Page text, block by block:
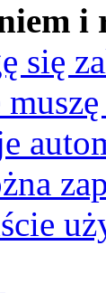
i
się